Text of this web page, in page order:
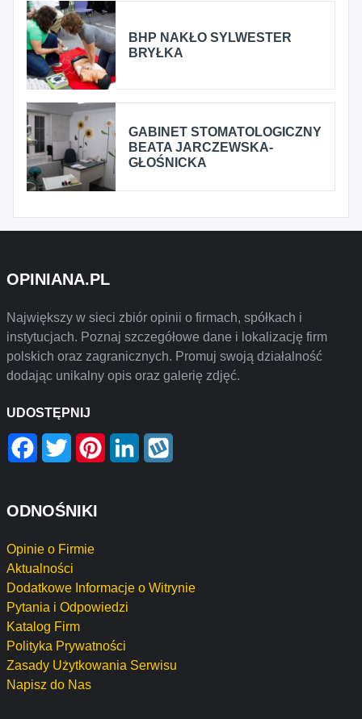
BHP NAKŁO SYLWESTER
BRYŁKA
GABINET STOMATOLOGICZNY
BEATA JARCZEWSKA-
GŁOŚNICKA
OPINIANA.PL
Największy w sieci zbiór opinii o firmach, spółkach i
instytucjach. Poznaj szczegółowe dane i lokalizację firm
polskich oraz zagranicznych. Promuj swoją działalność
dodając unikalny opis oraz galerię zdjęć.
UDOSTĘPNIJ
Facebook
Twitter PinterestLinkedIn
ODNOŚNIKI
Opinie o Firmie
Aktualności
Dodatkowe Informacje o Witrynie
Pytania i Odpowiedzi
Katalog Firm
Polityka Prywatności
Zasady Użytkowania Serwisu
Napisz do Nas